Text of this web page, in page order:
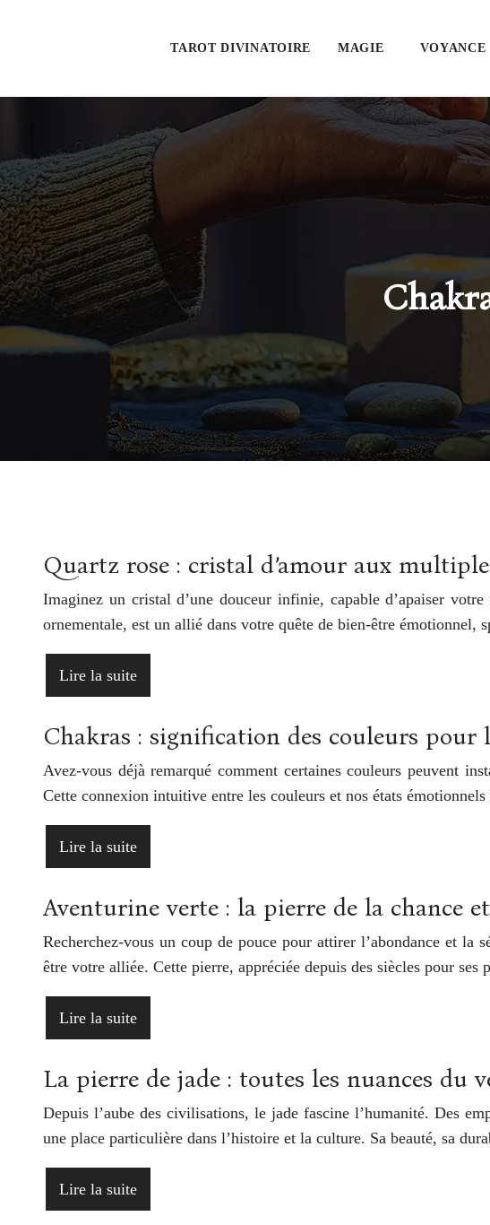
VOYANCE
MAGIE
TAROT DIVINATOIRE
Quartz rose : cristal d’amour aux
Imaginez un cristal d’une douceur infinie, capable d’apaiser
ornementale, est un allié dans votre quête de bien-être émotionnel,
Lire la suite
Chakras : signification des couleurs pour
Avez-vous déjà remarqué comment certaines couleurs peuvent
Cette connexion intuitive entre les couleurs et nos états
Lire la suite
Aventurine verte : la pierre de la chance
Recherchez-vous un coup de pouce pour attirer l’abondance et
être votre alliée. Cette pierre, appréciée depuis des siècles pour ses
Lire la suite
La pierre de jade : toutes les nuances du
Depuis l’aube des civilisations, le jade fascine l’humanité. Des
une place particulière dans l’histoire et la culture. Sa beauté, sa
Lire la suite